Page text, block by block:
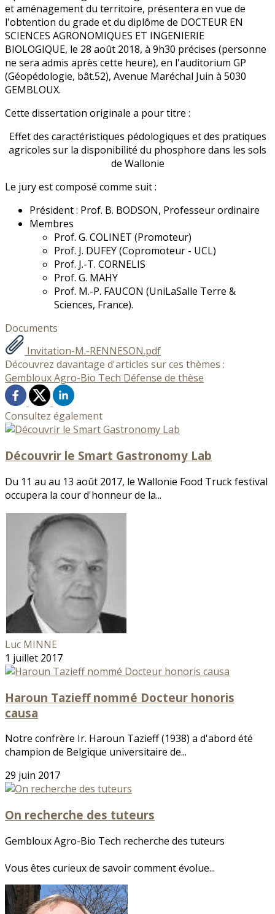
et aménagement du territoire, présentera en vue de
l'obtention du grade et du diplôme de DOCTEUR EN
SCIENCES AGRONOMIQUES ET INGENIERIE
BIOLOGIQUE, le 28 août 2018, à 9h30 précises (personne
ne sera admis après cette heure), en l'auditorium GP
(Géopédologie, bât.52), Avenue Maréchal Juin à 5030
GEMBLOUX.
Cette dissertation originale a pour titre :
Effet des caractéristiques pédologiques et des pratiques
agricoles sur la disponibilité du phosphore dans les sols
de Wallonie
Le jury est composé comme suit :
Président : Prof. B. BODSON, Professeur ordinaire
Membres
Prof. G. COLINET (Promoteur)
Prof. J. DUFEY (Copromoteur - UCL)
Prof. J.-T. CORNELIS
Prof. G. MAHY
Prof. M.-P. FAUCON (UniLaSalle Terre &
Sciences, France).
Documents
Invitation-M.-RENNESON.pdf
Découvrez davantage d'articles sur ces thèmes :
Gembloux Agro-Bio Tech Défense de thèse
Consultez également
Découvrir le Smart Gastronomy Lab
Du 11 au au 13 août 2017, le Wallonie Food Truck festival
occupera la cour d'honneur de la...
Luc MINNE
1 juillet 2017
Haroun Tazieff nommé Docteur honoris
causa
Notre confrère Ir. Haroun Tazieff (1938) a d'abord été
champion de Belgique universitaire de...
29 juin 2017
On recherche des tuteurs
Gembloux Agro-Bio Tech recherche des tuteurs
Vous êtes curieux de savoir comment évolue...